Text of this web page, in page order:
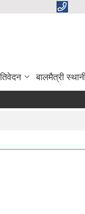
बालमैत्री